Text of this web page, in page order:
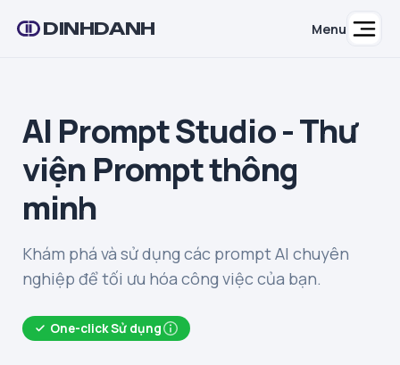
DINHDANH Menu
AI Prompt Studio - Thư
viện Prompt thông
minh
Khám phá và sử dụng các prompt AI chuyên
nghiệp để tối ưu hóa công việc của bạn.
One-click Sử dụng